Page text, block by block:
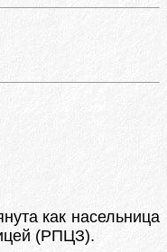
как насельница
(РПЦЗ).